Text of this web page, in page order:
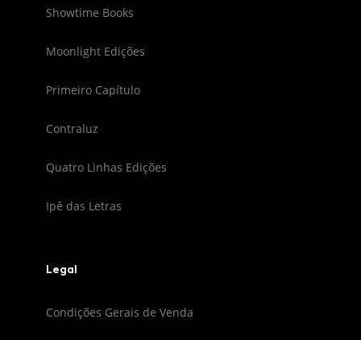
Showtime Books
Moonlight Edições
Primeiro Capítulo
Contraluz
Quatro Linhas Edições
Ipê das Letras
Legal
Condições Gerais de Venda